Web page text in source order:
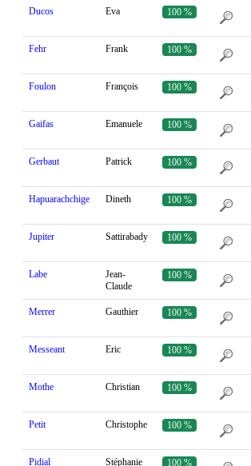
Ducos Eva 100 %
Fehr Frank 100 %
Foulon François 100 %
Gaifas Emanuele 100 %
Gerbaut Patrick 100 %
Hapuarachchige Dineth 100 %
Jupiter Sattirabady 100 %
Labe
Jean-
Claude
100 %
Merrer Gauthier 100 %
Messeant Eric 100 %
Mothe Christian 100 %
Petit Christophe 100 %
Pidial Stéphanie 100 %